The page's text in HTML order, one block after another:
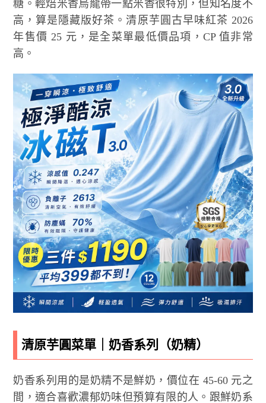
糖。輕焙米香烏龍帶一點米香很特別，但知名度不
高，算是隱藏版好茶。清原芋圓古早味紅茶 2026
年售價 25 元，是全菜單最低價品項，CP 值非常
高。
清原芋圓菜單｜奶香系列（奶精）
奶香系列用的是奶精不是鮮奶，價位在 45-60 元之
間，適合喜歡濃郁奶味但預算有限的人。跟鮮奶系